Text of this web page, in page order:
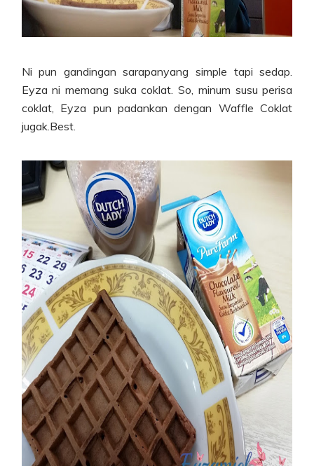
Ni pun gandingan sarapanyang simple tapi sedap.
Eyza ni memang suka coklat. So, minum susu perisa
coklat, Eyza pun padankan dengan Waffle Coklat
jugak.Best.